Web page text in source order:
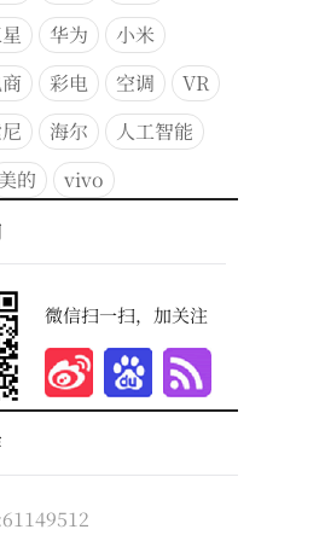
华为
小米
彩电 空调
VR
海尔
人工智能
美的
vivo
微信扫一扫，加关注